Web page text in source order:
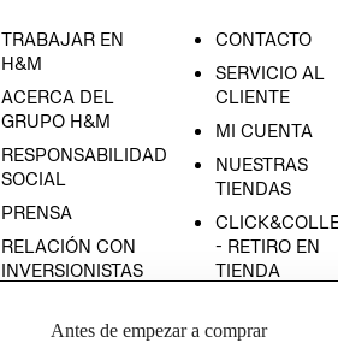
TRABAJAR EN
H&M
ACERCA DEL
GRUPO H&M
RESPONSABILIDAD
SOCIAL
PRENSA
RELACIÓN CON
INVERSIONISTAS
EMPRESARIAL
CONTACTO
SERVICIO AL
CLIENTE
MI CUENTA
NUESTRAS
TIENDAS
- RETIRO EN
TIENDA
CONDICIONES
Antes de empezar a comprar